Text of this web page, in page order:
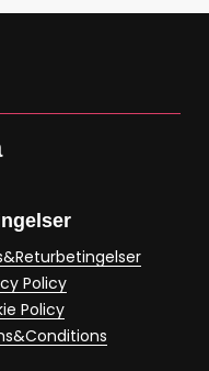
Policy
Policy